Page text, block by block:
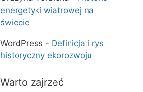
energetyki wiatrowej na
świecie
WordPress - Definicja i rys
historyczny ekorozwoju
Warto zajrzeć